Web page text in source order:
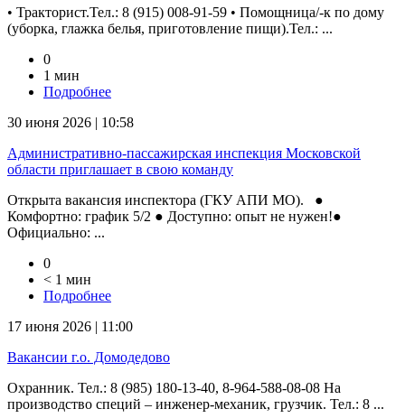
• Тракторист.Тел.: 8 (915) 008-91-59 • Помощница/-к по дому
(уборка, глажка белья, приготовление пищи).Тел.: ...
0
1 мин
Подробнее
30 июня 2026 | 10:58
Административно-пассажирская инспекция Московской
области приглашает в свою команду
Открыта вакансия инспектора (ГКУ АПИ МО). ●
Комфортно: график 5/2 ● Доступно: опыт не нужен!●
Официально: ...
0
< 1 мин
Подробнее
17 июня 2026 | 11:00
Вакансии г.о. Домодедово
Охранник. Тел.: 8 (985) 180-13-40, 8-964-588-08-08 На
производство специй – инженер-механик, грузчик. Тел.: 8 ...